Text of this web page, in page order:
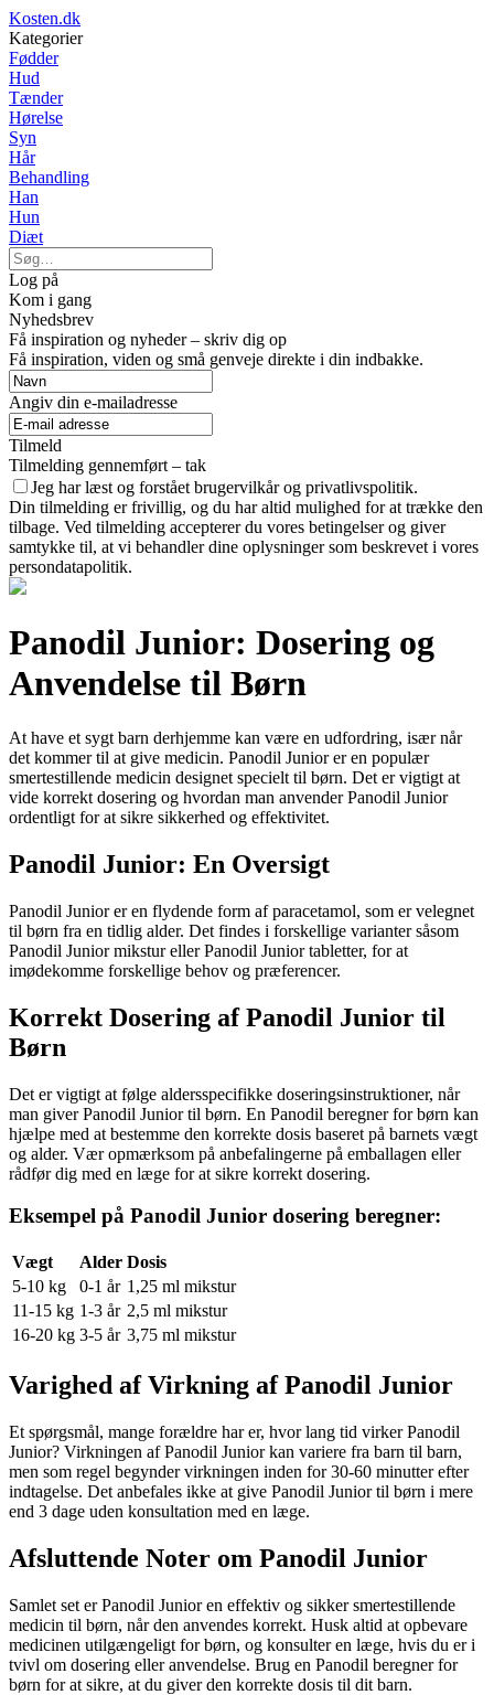
Kosten.dk
Kategorier
Fødder
Hud
Tænder
Hørelse
Syn
Hår
Behandling
Han
Hun
Diæt
Log på
Kom i gang
Nyhedsbrev
Få inspiration og nyheder – skriv dig op
Få inspiration, viden og små genveje direkte i din indbakke.
Angiv din e-mailadresse
Tilmeld
Tilmelding gennemført – tak
Jeg har læst og forstået brugervilkår og privatlivspolitik.
Din tilmelding er frivillig, og du har altid mulighed for at trække den
tilbage. Ved tilmelding accepterer du vores betingelser og giver
samtykke til, at vi behandler dine oplysninger som beskrevet i vores
persondatapolitik.
Panodil Junior: Dosering og
Anvendelse til Børn
At have et sygt barn derhjemme kan være en udfordring, især når
det kommer til at give medicin. Panodil Junior er en populær
smertestillende medicin designet specielt til børn. Det er vigtigt at
vide korrekt dosering og hvordan man anvender Panodil Junior
ordentligt for at sikre sikkerhed og effektivitet.
Panodil Junior: En Oversigt
Panodil Junior er en flydende form af paracetamol, som er velegnet
til børn fra en tidlig alder. Det findes i forskellige varianter såsom
Panodil Junior mikstur eller Panodil Junior tabletter, for at
imødekomme forskellige behov og præferencer.
Korrekt Dosering af Panodil Junior til
Børn
Det er vigtigt at følge aldersspecifikke doseringsinstruktioner, når
man giver Panodil Junior til børn. En Panodil beregner for børn kan
hjælpe med at bestemme den korrekte dosis baseret på barnets vægt
og alder. Vær opmærksom på anbefalingerne på emballagen eller
rådfør dig med en læge for at sikre korrekt dosering.
Eksempel på Panodil Junior dosering beregner:
Vægt Alder Dosis
5-10 kg
0-1 år 1,25 ml mikstur
11-15 kg 1-3 år 2,5 ml mikstur
16-20 kg 3-5 år 3,75 ml mikstur
Varighed af Virkning af Panodil Junior
Et spørgsmål, mange forældre har er, hvor lang tid virker Panodil
Junior? Virkningen af Panodil Junior kan variere fra barn til barn,
men som regel begynder virkningen inden for 30-60 minutter efter
indtagelse. Det anbefales ikke at give Panodil Junior til børn i mere
end 3 dage uden konsultation med en læge.
Afsluttende Noter om Panodil Junior
Samlet set er Panodil Junior en effektiv og sikker smertestillende
medicin til børn, når den anvendes korrekt. Husk altid at opbevare
medicinen utilgængeligt for børn, og konsulter en læge, hvis du er i
tvivl om dosering eller anvendelse. Brug en Panodil beregner for
børn for at sikre, at du giver den korrekte dosis til dit barn.